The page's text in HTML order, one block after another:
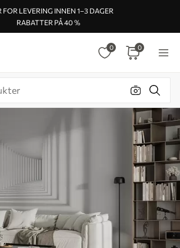
FOR LEVERING INNEN 1–3 DAGER
RABATTER PÅ 40 %
0 0